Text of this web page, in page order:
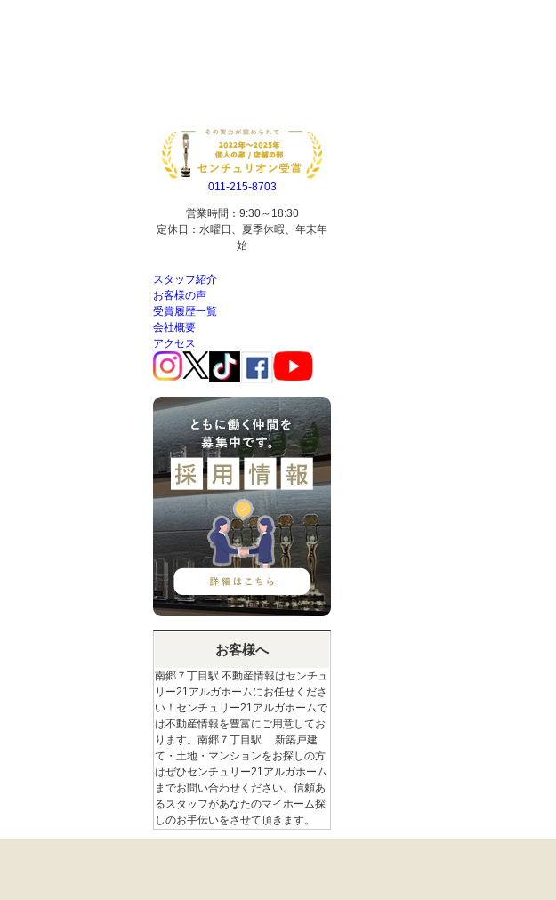
011-215-8703
営業時間：9:30～18:30
定休日：水曜日、夏季休暇、年末年
始
スタッフ紹介
お客様の声
受賞履歴一覧
会社概要
アクセス
お客様へ
南郷７丁目駅 不動産情報はセンチュ
リー21アルガホームにお任せくださ
い！センチュリー21アルガホームで
は不動産情報を豊富にご用意してお
ります。南郷７丁目駅 新築戸建
て・土地・マンションをお探しの方
はぜひセンチュリー21アルガホーム
までお問い合わせください。信頼あ
るスタッフがあなたのマイホーム探
しのお手伝いをさせて頂きます。